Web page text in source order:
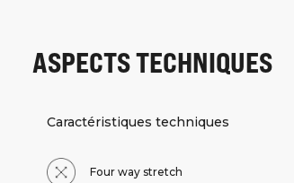
ASPECTS TECHNIQUES
Caractéristiques techniques
Four way stretch